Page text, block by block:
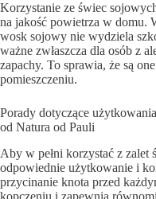
Korzystanie ze świec
na jakość powietrza w domu.
wosk sojowy nie wydziela
ważne zwłaszcza dla osób z
zapachy. To sprawia, że są
pomieszczeniu.
Porady dotyczące
od Natura od Pauli
Aby w pełni korzystać z zalet
odpowiednie użytkowanie i
przycinanie knota przed
kopczeniu i zapewnia